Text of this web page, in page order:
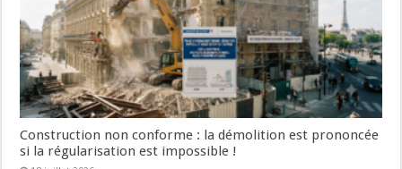
Construction non conforme : la démolition est prononcée
si la régularisation est impossible !